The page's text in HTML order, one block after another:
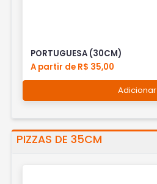
PORTUGUESA (30CM)
A partir de R$ 35,00
Adicionar
PIZZAS DE 35CM